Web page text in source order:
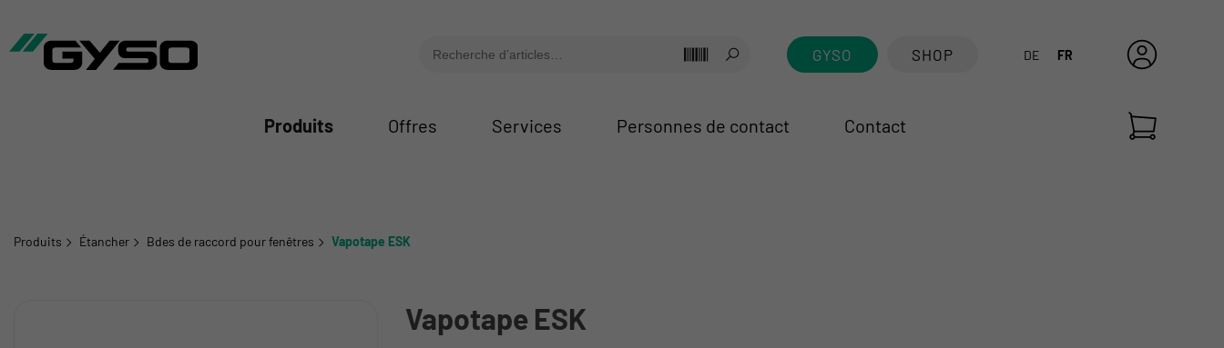
GYSO SHOP DE FR
Produits Offres Services Personnes de contact Contact
Produits Étancher Bdes de raccord pour fenêtres Vapotape ESK
Vapotape ESK